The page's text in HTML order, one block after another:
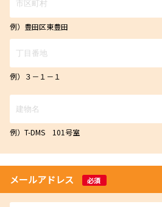
例）豊田区東豊田
例）３－１－１
例）T-DMS 101号室
メールアドレス 必須